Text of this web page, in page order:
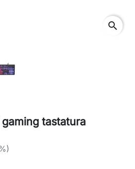
search
gaming tastatura